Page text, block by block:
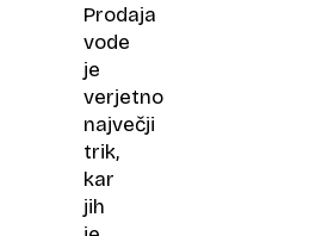
Prodaja
vode
je
verjetno
največji
trik,
kar
jih